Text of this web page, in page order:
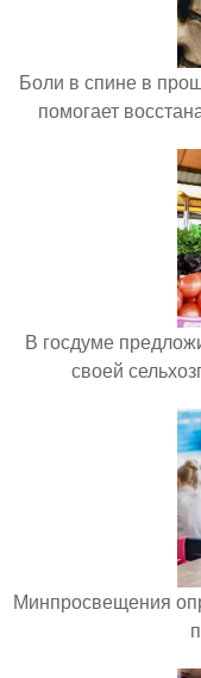
Боли в спине в
помогает
В госдуме
своей
Минпросвещения